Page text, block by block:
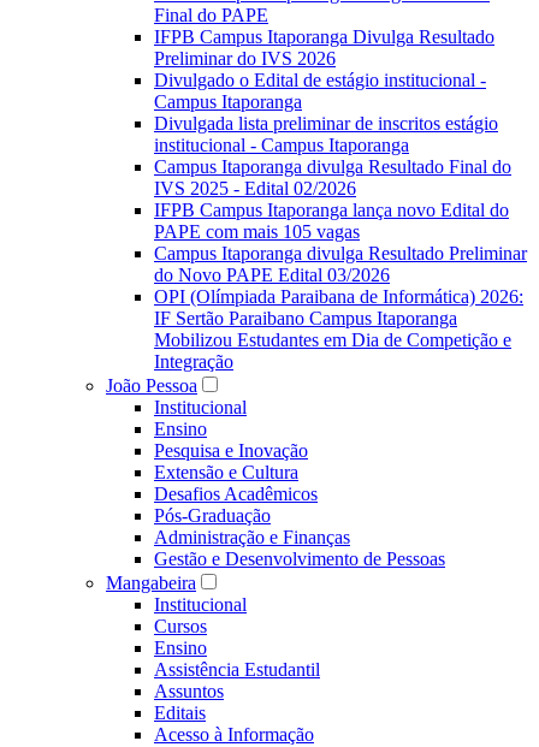
Final do PAPE
IFPB Campus Itaporanga Divulga Resultado
Preliminar do IVS 2026
Divulgado o Edital de estágio institucional -
Campus Itaporanga
Divulgada lista preliminar de inscritos estágio
institucional - Campus Itaporanga
Campus Itaporanga divulga Resultado Final do
IVS 2025 - Edital 02/2026
IFPB Campus Itaporanga lança novo Edital do
PAPE com mais 105 vagas
Campus Itaporanga divulga Resultado Preliminar
do Novo PAPE Edital 03/2026
OPI (Olímpiada Paraibana de Informática) 2026:
IF Sertão Paraibano Campus Itaporanga
Mobilizou Estudantes em Dia de Competição e
Integração
João Pessoa
Institucional
Ensino
Pesquisa e Inovação
Extensão e Cultura
Desafios Acadêmicos
Pós-Graduação
Administração e Finanças
Gestão e Desenvolvimento de Pessoas
Mangabeira
Institucional
Cursos
Ensino
Assistência Estudantil
Assuntos
Editais
Acesso à Informação